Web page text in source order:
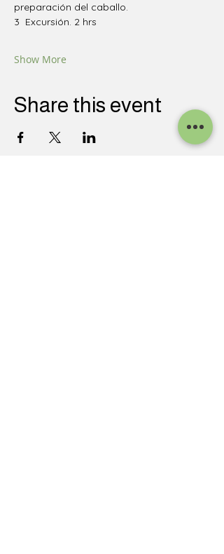
preparación del caballo.
3  Excursión. 2 hrs
Show More
Share this event